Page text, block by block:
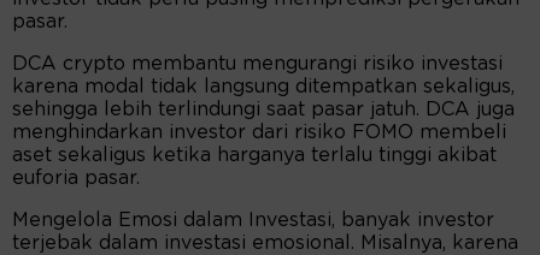
pasar.
DCA crypto membantu mengurangi risiko investasi
karena modal tidak langsung ditempatkan sekaligus,
sehingga lebih terlindungi saat pasar jatuh. DCA juga
menghindarkan investor dari risiko FOMO membeli
aset sekaligus ketika harganya terlalu tinggi akibat
euforia pasar.
Mengelola Emosi dalam Investasi, banyak investor
terjebak dalam investasi emosional. Misalnya, karena